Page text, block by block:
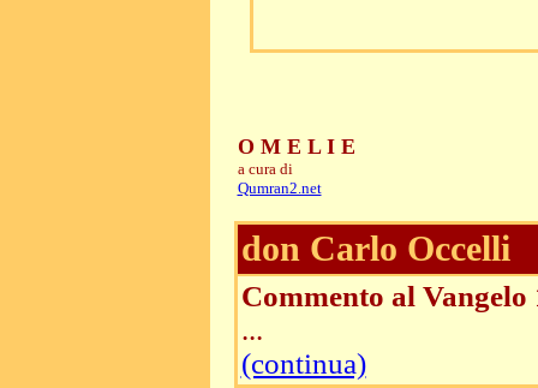
O M E L I E
a cura di
Qumran2.net
don Carlo Occelli
Commento al Vangelo
...
(continua)